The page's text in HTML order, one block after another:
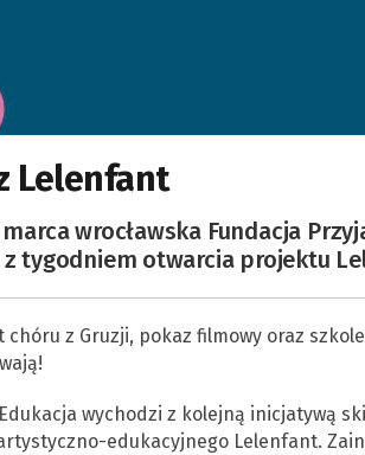
Lelenfant
wrocławska Fundacja
tygodniem otwarcia projektu
z Gruzji, pokaz filmowy oraz
wychodzi z kolejną inicjatywą
edukacyjnego Lelenfant.